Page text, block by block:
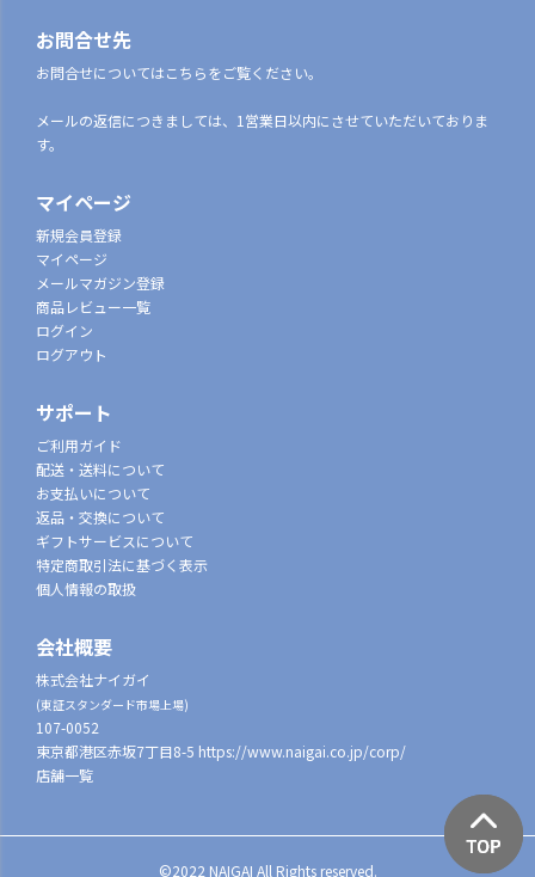
お問合せ先
お問合せについてはこちらをご覧ください。
メールの返信につきましては、1営業日以内にさせていただいておりま
す。
マイページ
新規会員登録
マイページ
メールマガジン登録
商品レビュー一覧
ログイン
ログアウト
サポート
ご利用ガイド
配送・送料について
お支払いについて
返品・交換について
ギフトサービスについて
特定商取引法に基づく表示
個人情報の取扱
会社概要
株式会社ナイガイ
(東証スタンダード市場上場)
107-0052
東京都港区赤坂7丁目8-5 https://www.naigai.co.jp/corp/
店舗一覧
©2022 NAIGAI All Rights reserved.